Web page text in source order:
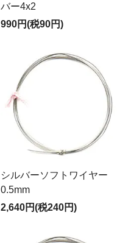
バー4x2
990円(税90円)
シルバーソフトワイヤー
0.5mm
2,640円(税240円)